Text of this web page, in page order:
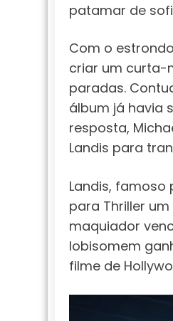
patamar de
Com o
criar um curta-
paradas.
álbum já havia
resposta,
Landis para
Landis, famoso
para Thriller
maquiador
lobisomem
filme de